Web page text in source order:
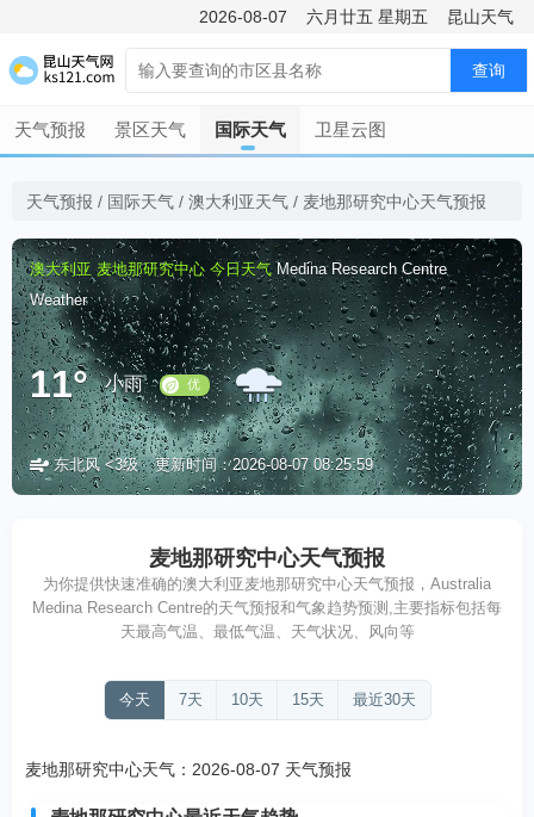
2026-08-07 六月廿五 星期五 昆山天气
查询
天气预报 景区天气 国际天气 卫星云图
天气预报 / 国际天气 / 澳大利亚天气 / 麦地那研究中心天气预报
澳大利亚 麦地那研究中心 今日天气 Medina Research Centre
Weather
11° 小雨
东北风 <3级 更新时间：2026-08-07 08:25:59
麦地那研究中心天气预报
为你提供快速准确的澳大利亚麦地那研究中心天气预报，Australia
Medina Research Centre的天气预报和气象趋势预测,主要指标包括每
天最高气温、最低气温、天气状况、风向等
今天 7天 10天 15天 最近30天
麦地那研究中心天气：2026-08-07 天气预报